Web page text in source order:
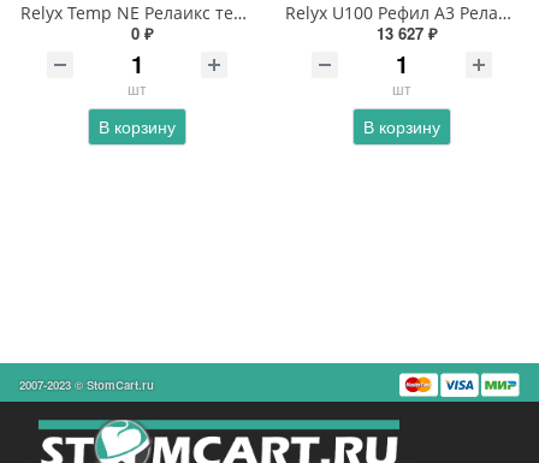
Relyx Temp NE Релаикс темп
0 ₽
шт
В корзину
Relyx U100 Рефил А3 Релаикс
13 627 ₽
шт
В корзину
2007-2023 © StomCart.ru